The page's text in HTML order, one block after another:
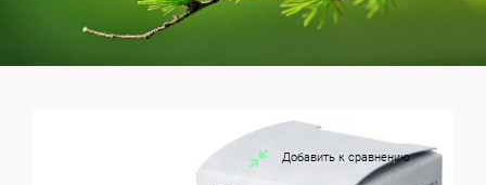
Добавить к сравнению